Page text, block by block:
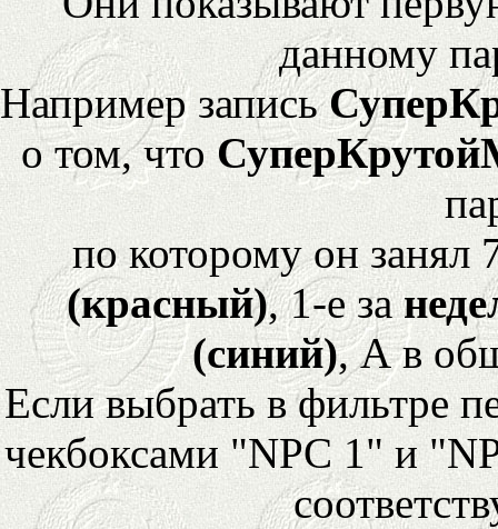
данному
Например запись
о том, что
по которому он
(красный), 1-е за
(синий), А в
Если выбрать в фильтре
чекбоксами "NPC 1" и